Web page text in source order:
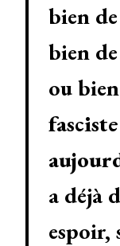
bien
bien
ou
a déjà
espoir,